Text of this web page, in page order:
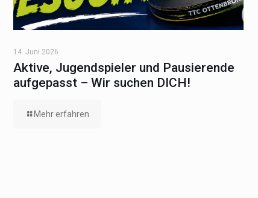
14. Juni 2026
Aktive, Jugendspieler und Pausierende
aufgepasst – Wir suchen DICH!
Mehr erfahren